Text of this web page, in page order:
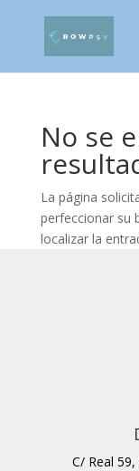
No se
La página
perfeccionar su
localizar la
C/ Real 59,